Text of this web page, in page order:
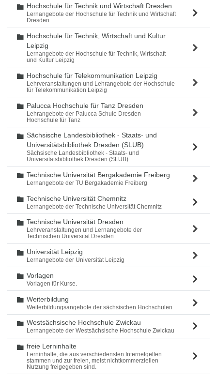
Ordner
Hochschule für Technik und Wirtschaft Dresden
Lernangebote der Hochschule für Technik und Wirtschaft
Dresden
Ordner
Hochschule für Technik, Wirtschaft und Kultur
Leipzig
Lernangebote der Hochschule für Technik, Wirtschaft
und Kultur Leipzig
Ordner
Hochschule für Telekommunikation Leipzig
Lehrveranstaltungen und Lehrangebote der Hochschule
für Telekommunikation Leipzig
Ordner
Palucca Hochschule für Tanz Dresden
Lehrangebote der Palucca Schule Dresden -
Hochschule für Tanz
Ordner
Sächsische Landesbibliothek - Staats- und
Universitätsbibliothek Dresden (SLUB)
Sächsische Landesbibliothek - Staats- und
Universitätsbibliothek Dresden (SLUB)
Ordner
Technische Universität Bergakademie Freiberg
Lernangebote der TU Bergakademie Freiberg
Ordner
Technische Universität Chemnitz
Lernangebote der Technische Universität Chemnitz
Ordner
Technische Universität Dresden
Lehrveranstaltungen und Lernangebote der
Technischen Universität Dresden
Ordner
Universität Leipzig
Lernangebote der Universität Leipzig
Ordner
Vorlagen
Vorlagen für Kurse.
Ordner
Weiterbildung
Weiterbildungsangebote der sächsischen Hochschulen
Ordner
Westsächsische Hochschule Zwickau
Lernangebote der Westsächsische Hochschule Zwickau
Ordner
freie Lerninhalte
Lerninhalte, die aus verschiedensten Internetqellen
stammen und zur freien, meist nichtkommerziellen
Nutzung freigegeben sind.